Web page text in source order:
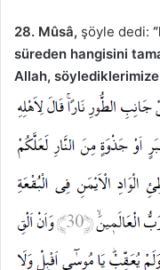
28. Mûsâ, şöyle dedi:
süreden hangisini
Allah,